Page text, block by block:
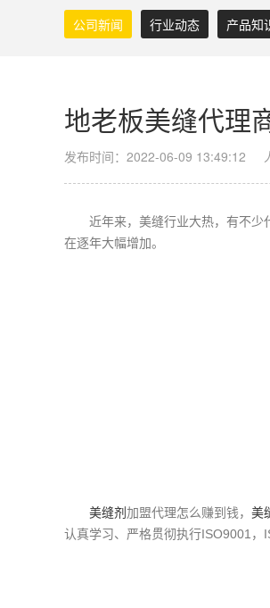
公司新闻 行业动态 产品知
地老板美缝代理
发布时间：2022-06-09 13:49:12
近年来， 美缝行业大热，有不少
在逐年大幅增加。
美缝剂加盟代理怎么赚到钱， 美
认真学习、严格贯彻执行ISO9001，